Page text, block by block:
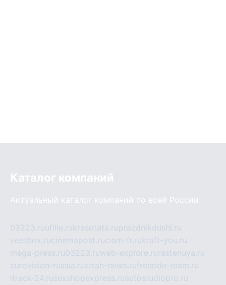
Каталог компаний
Актуальный каталог компаний по всей России
03223.ruufille.rukrasotata.ruprazdnikdushi.ru
veetbox.rucinemapost.ruciam-fr.rukraft-you.ru
mega-press.ru03223.ruweb-explore.ru rastenuya.ru
eurovision-russia.rustrah-news.rufreeride-team.ru
itrack-24.rusexshopexpress.ruautostudiopro.ru